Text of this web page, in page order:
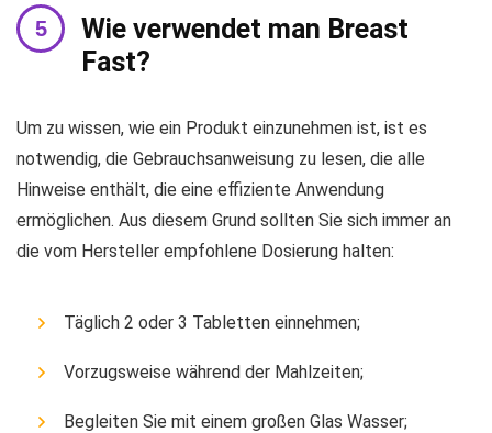
Wie verwendet man Breast
Fast?
Um zu wissen, wie ein Produkt einzunehmen ist, ist es
notwendig, die Gebrauchsanweisung zu lesen, die alle
Hinweise enthält, die eine effiziente Anwendung
ermöglichen. Aus diesem Grund sollten Sie sich immer an
die vom Hersteller empfohlene Dosierung halten:
Täglich 2 oder 3 Tabletten einnehmen;
Vorzugsweise während der Mahlzeiten;
Begleiten Sie mit einem großen Glas Wasser;